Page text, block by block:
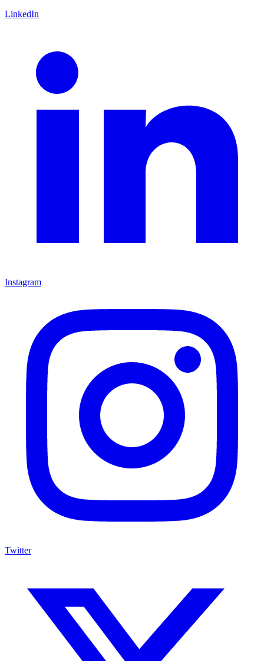
LinkedIn
Instagram
Twitter